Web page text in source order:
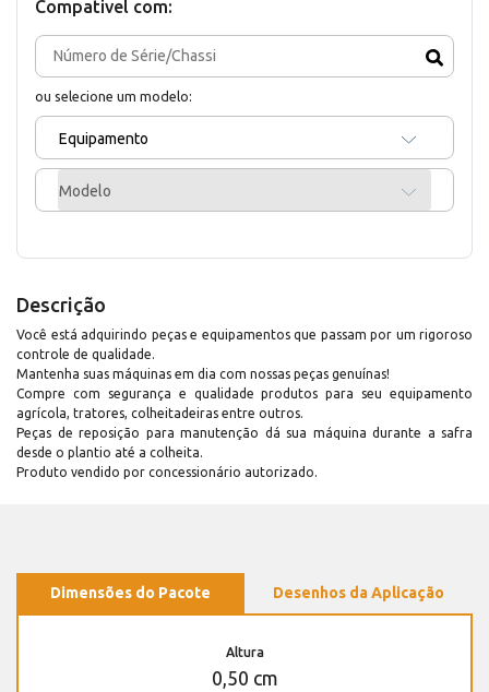
Compativel com:
ou selecione um modelo:
Equipamento
Modelo
Descrição
Você está adquirindo peças e equipamentos que passam por um rigoroso
controle de qualidade.
Mantenha suas máquinas em dia com nossas peças genuínas!
Compre com segurança e qualidade produtos para seu equipamento
agrícola, tratores, colheitadeiras entre outros.
Peças de reposição para manutenção dá sua máquina durante a safra
desde o plantio até a colheita.
Produto vendido por concessionário autorizado.
Dimensões do Pacote Desenhos da Aplicação
Altura
0,50 cm